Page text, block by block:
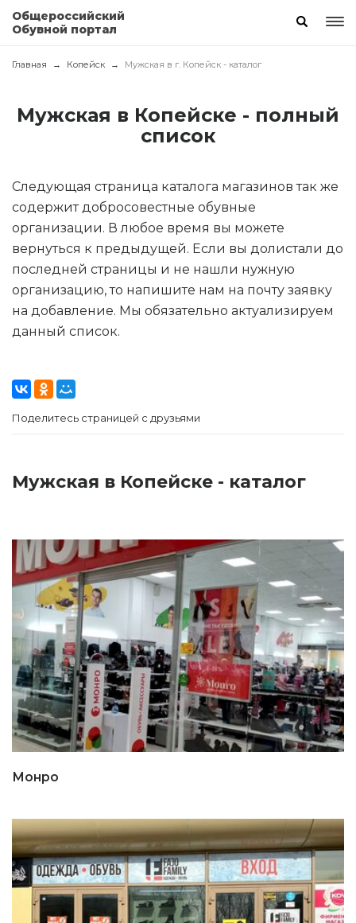
Общероссийский
Обувной портал
Главная Копейск Мужская в г. Копейск - каталог
Мужская в Копейске - полный
список
Следующая страница каталога магазинов так же
содержит добросовестные обувные
организации. В любое время вы можете
вернуться к предыдущей. Если вы долистали до
последней страницы и не нашли нужную
организацию, то напишите нам на почту заявку
на добавление. Мы обязательно актуализируем
данный список.
Поделитесь страницей с друзьями
Мужская в Копейске - каталог
Монро